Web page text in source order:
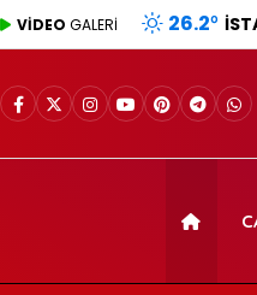
VİDEO GALERİ 26.2°